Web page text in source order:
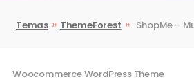
Temas » ThemeForest » ShopMe –
Woocommerce WordPress Theme